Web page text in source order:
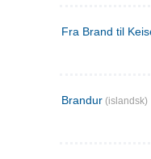
Fra Brand til
Brandur (islandsk)